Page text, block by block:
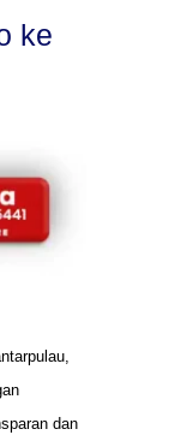
ke
dan